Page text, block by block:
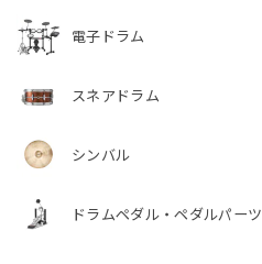
電子ドラム
スネアドラム
シンバル
ドラムペダル・ペダルパーツ